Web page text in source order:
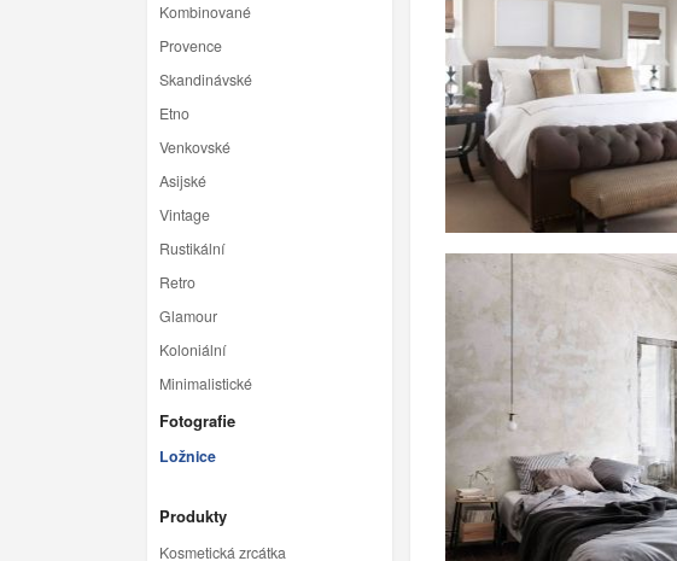
Kombinované
Provence
Skandinávské
Etno
Venkovské
Asijské
Vintage
Rustikální
Retro
Glamour
Koloniální
Minimalistické
Fotografie
Ložnice
Produkty
Kosmetická zrcátka